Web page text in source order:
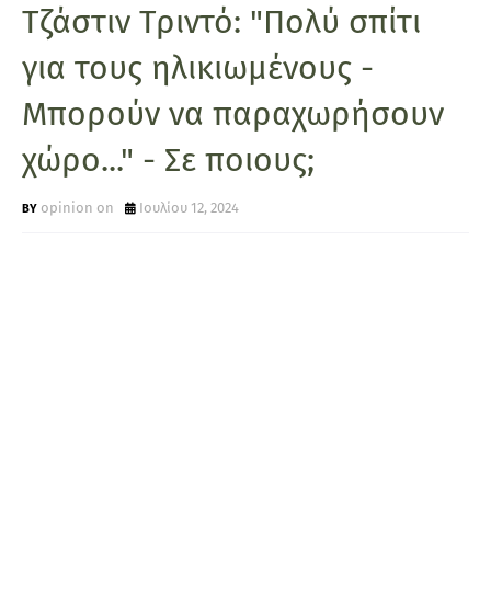
Τζάστιν Τριντό: "Πολύ σπίτι
για τους ηλικιωμένους -
Μπορούν να παραχωρήσουν
χώρο..." - Σε ποιους;
opinion on Ιουλίου 12, 2024